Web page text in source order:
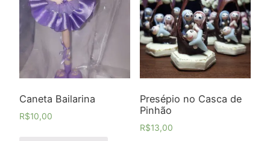
Caneta Bailarina
R$10,00
Presépio no Casca de
Pinhão
R$13,00